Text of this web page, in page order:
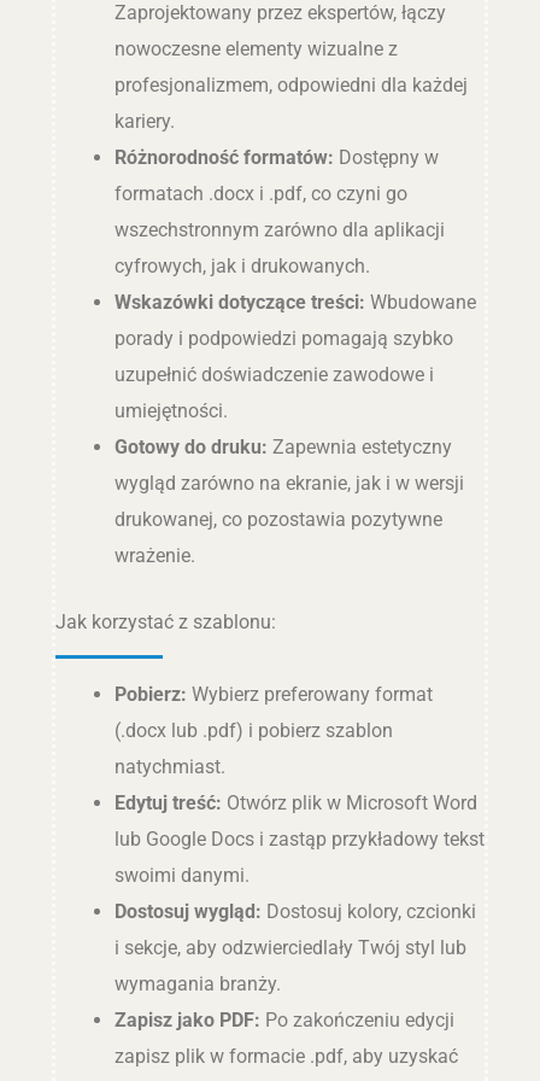
Zaprojektowany przez ekspertów, łączy
nowoczesne elementy wizualne z
profesjonalizmem, odpowiedni dla każdej
kariery.
Różnorodność formatów: Dostępny w
formatach .docx i .pdf, co czyni go
wszechstronnym zarówno dla aplikacji
cyfrowych, jak i drukowanych.
Wskazówki dotyczące treści: Wbudowane
porady i podpowiedzi pomagają szybko
uzupełnić doświadczenie zawodowe i
umiejętności.
Gotowy do druku: Zapewnia estetyczny
wygląd zarówno na ekranie, jak i w wersji
drukowanej, co pozostawia pozytywne
wrażenie.
Jak korzystać z szablonu:
Pobierz: Wybierz preferowany format
(.docx lub .pdf) i pobierz szablon
natychmiast.
Edytuj treść: Otwórz plik w Microsoft Word
lub Google Docs i zastąp przykładowy tekst
swoimi danymi.
Dostosuj wygląd: Dostosuj kolory, czcionki
i sekcje, aby odzwierciedlały Twój styl lub
wymagania branży.
Zapisz jako PDF: Po zakończeniu edycji
zapisz plik w formacie .pdf, aby uzyskać